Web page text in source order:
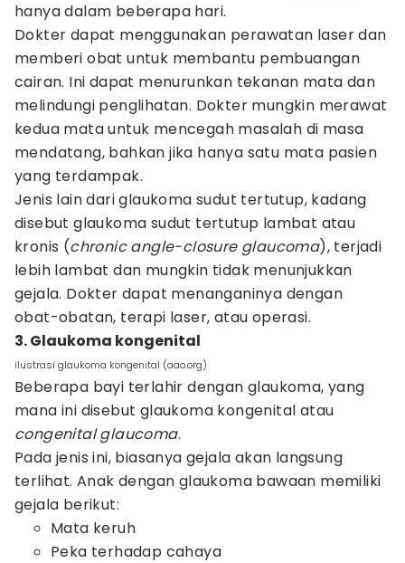
hanya dalam beberapa hari.
Dokter dapat menggunakan perawatan laser dan
memberi obat untuk membantu pembuangan
cairan. Ini dapat menurunkan tekanan mata dan
melindungi penglihatan. Dokter mungkin merawat
kedua mata untuk mencegah masalah di masa
mendatang, bahkan jika hanya satu mata pasien
yang terdampak.
Jenis lain dari glaukoma sudut tertutup, kadang
disebut glaukoma sudut tertutup lambat atau
kronis (chronic angle-closure glaucoma), terjadi
lebih lambat dan mungkin tidak menunjukkan
gejala. Dokter dapat menanganinya dengan
obat-obatan, terapi laser, atau operasi.
3. Glaukoma kongenital
ilustrasi glaukoma kongenital (aao.org)
Beberapa bayi terlahir dengan glaukoma, yang
mana ini disebut glaukoma kongenital atau
congenital glaucoma.
Pada jenis ini, biasanya gejala akan langsung
terlihat. Anak dengan glaukoma bawaan memiliki
gejala berikut:
Mata keruh
Peka terhadap cahaya